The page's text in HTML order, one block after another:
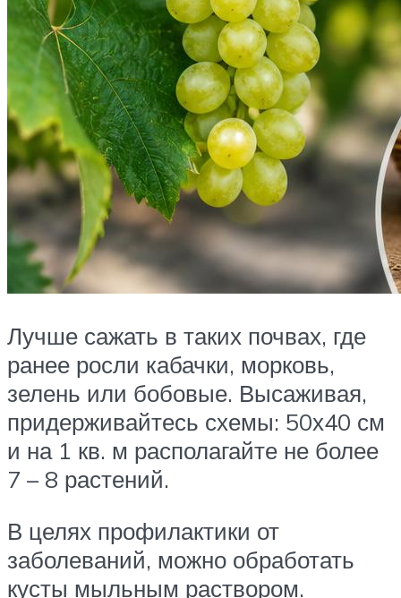
Лучше сажать в таких почвах, где
ранее росли кабачки, морковь,
зелень или бобовые. Высаживая,
придерживайтесь схемы: 50х40 см
и на 1 кв. м располагайте не более
7 – 8 растений.
В целях профилактики от
заболеваний, можно обработать
кусты мыльным раствором.